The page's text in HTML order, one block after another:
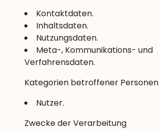
Kontaktdaten.
Inhaltsdaten.
Nutzungsdaten.
Meta-, Kommunikations- und
Verfahrensdaten.
Kategorien betroffener Personen
Nutzer.
Zwecke der Verarbeitung